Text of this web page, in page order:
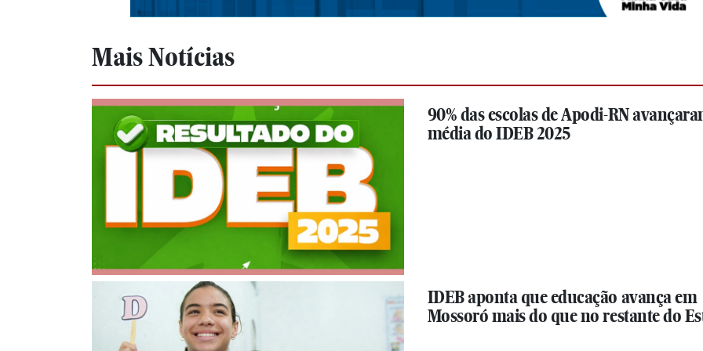
Mais Notícias
90% das escolas de Apodi-RN
média do IDEB 2025
IDEB aponta que educação avança em
Mossoró mais do que no restante do